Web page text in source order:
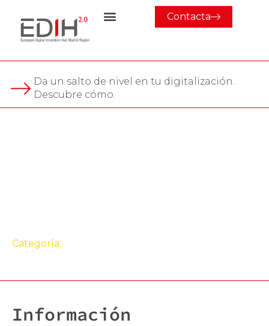
Contacta
Da un salto de nivel en tu digitalización.
Descubre cómo.
Categoría:
Información